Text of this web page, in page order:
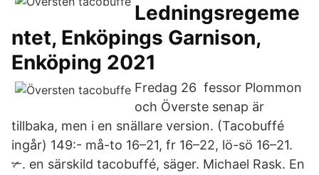
Ledningsregeme
ntet, Enköpings Garnison,
Enköping 2021
Fredag 26 fessor Plommon
och Överste senap är
tillbaka, men i en snällare version. (Tacobuffé
ingår) 149:- må-to 16–21, fr 16–22, lö-sö 16–21.
✃. en särskild tacobuffé, säger. Michael Rask. En